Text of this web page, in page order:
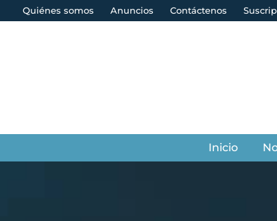
Quiénes somos Anuncios Contáctenos
Inicio